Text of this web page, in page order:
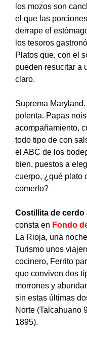
los mozos son
el que las
derrape el
los tesoros
Platos que, con el
pueden resucitar a
claro.
Suprema
polenta. Papas
acompañamiento,
todo tipo de con
el ABC de los
bien, puestos a
cuerpo, ¿qué plato
comerlo?
Costillita de cerdo
consta en Fondo
La Rioja, una
Turismo unos
cocinero, Ferrito
que conviven dos
morrones y
sin estas últimas
Norte (Talcahuano
1895).